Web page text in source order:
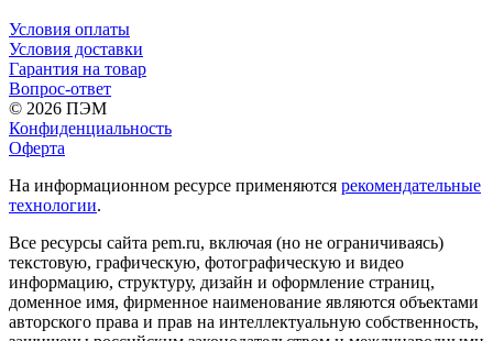
Условия оплаты
Условия доставки
Гарантия на товар
Вопрос-ответ
© 2026 ПЭМ
Конфиденциальность
Оферта
На информационном ресурсе применяются рекомендательные
технологии.
Все ресурсы сайта pem.ru, включая (но не ограничиваясь)
текстовую, графическую, фотографическую и видео
информацию, структуру, дизайн и оформление страниц,
доменное имя, фирменное наименование являются объектами
авторского права и прав на интеллектуальную собственность,